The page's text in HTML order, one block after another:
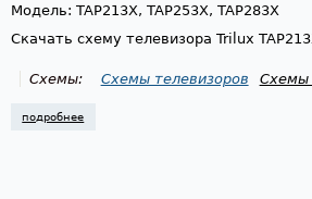
Модель: TAP213X, TAP253X, TAP283X
Скачать схему телевизора Trilux
Схемы: Схемы телевизоров Схемы
подробнее